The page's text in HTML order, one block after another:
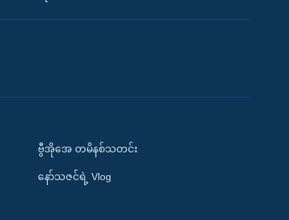
ဗွီအိုအေ တမိနစ်သတင်း
နော်သဇင်ရဲ့ Vlog